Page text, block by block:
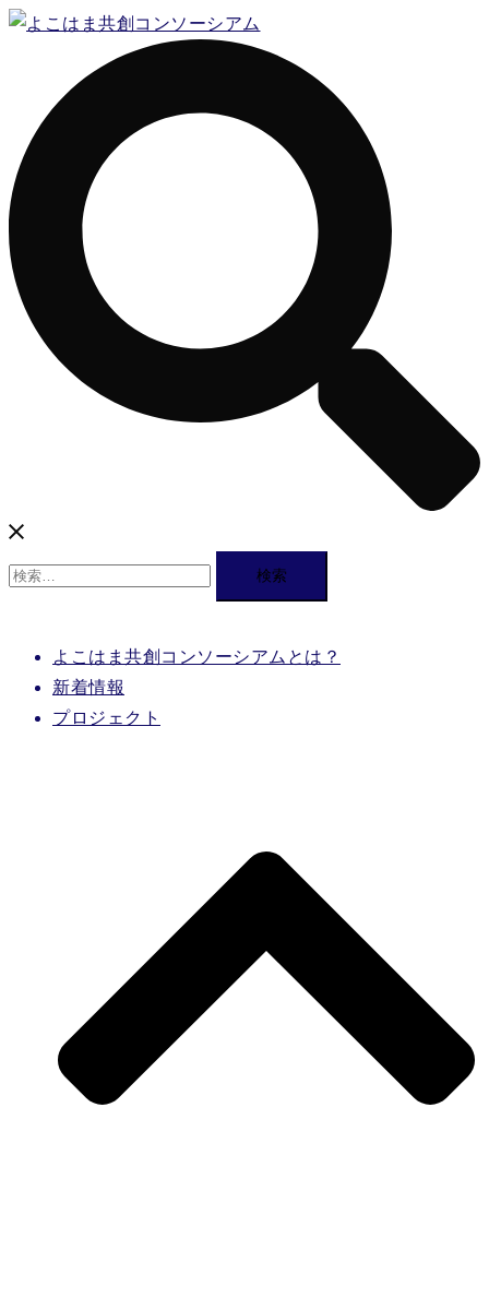
コ
へ
ス
キ
ッ
プ
検
よこはま共創コンソーシアムとは？
新着情報
プロジェクト